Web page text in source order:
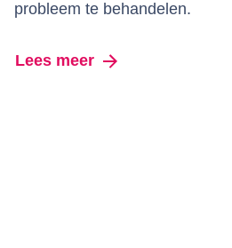
probleem te behandelen.
Lees meer over Dr. Biglari